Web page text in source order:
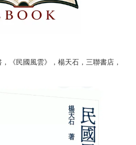
，《民國風雲》，楊天石，三聯書店，